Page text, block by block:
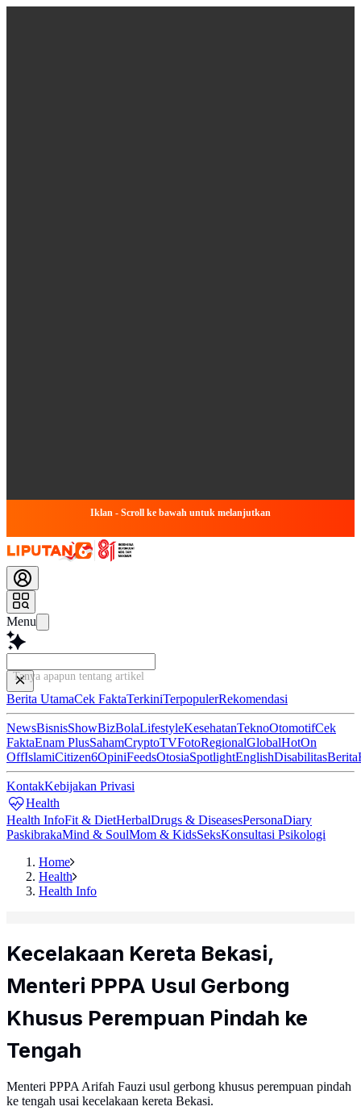
Iklan - Scroll ke bawah untuk melanjutkan
Menu
Tanya apapun tentang artikel ini...
Berita UtamaCek FaktaTerkiniTerpopulerRekomendasi
NewsBisnisShowBizBolaLifestyleKesehatanTeknoOtomotifCek
FaktaEnam PlusSahamCryptoTVFotoRegionalGlobalHotOn
OffIslamiCitizen6OpiniFeedsOtosiaSpotlightEnglishDisabilitasBerita
KontakKebijakan Privasi
Health
Health InfoFit & DietHerbalDrugs & DiseasesPersonaDiary
PaskibrakaMind & SoulMom & KidsSeksKonsultasi Psikologi
Home
Health
Health Info
Kecelakaan Kereta Bekasi,
Menteri PPPA Usul Gerbong
Khusus Perempuan Pindah ke
Tengah
Menteri PPPA Arifah Fauzi usul gerbong khusus perempuan pindah
ke tengah usai kecelakaan kereta Bekasi.